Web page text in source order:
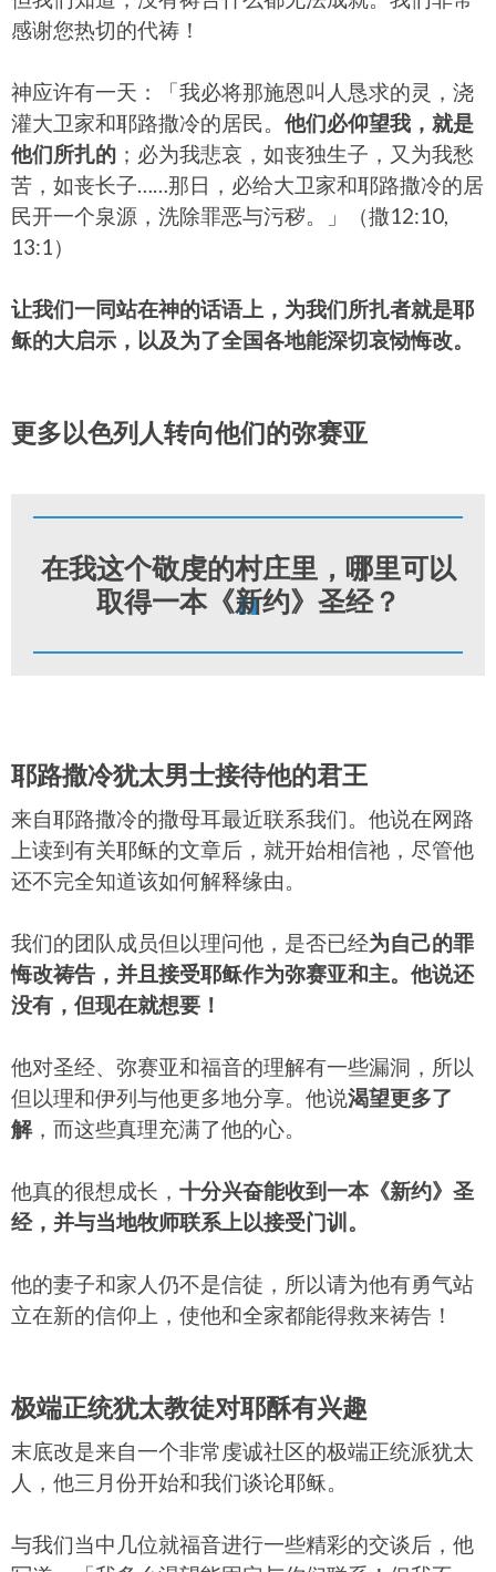
感谢您热切的代祷！
神应许有一天：「我必将那施恩叫人恳求的灵，浇
灌大卫家和耶路撒冷的居民。 他们必仰望我，就是
他们所扎的 ；必为我悲哀，如丧独生子，又为我愁
苦，如丧长子……那日，必给大卫家和耶路撒冷的居
民开一个泉源，洗除罪恶与污秽。」（撒12:10,
13:1）
让我们一同站在神的话语上，为我们所扎者就是耶
稣的大启示，以及为了全国各地能深切哀恸悔改。
更多以色列人转向他们的弥赛亚
"
在我这个敬虔的村庄里，哪里可以
取得一本《新约》圣经？
耶路撒冷犹太男士接待他的君王
来自耶路撒冷的撒母耳最近联系我们。他说在网路
上读到有关耶稣的文章后，就开始相信祂，尽管他
还不完全知道该如何解释缘由。
我们的团队成员但以理问他，是否已经为自己的罪
悔改祷告，并且接受耶稣作为弥赛亚和主。他说还
没有，但现在就想要！
他对圣经、弥赛亚和福音的理解有一些漏洞，所以
但以理和伊列与他更多地分享。他说渴望更多了
解，而这些真理充满了他的心。
他真的很想成长， 十分兴奋能收到一本《新约》圣
经，并与当地牧师联系上以接受门训。
他的妻子和家人仍不是信徒，所以请为他有勇气站
立在新的信仰上，使他和全家都能得救来祷告！
极端正统犹太教徒对耶酥有兴趣
末底改是来自一个非常虔诚社区的极端正统派犹太
人，他三月份开始和我们谈论耶稣。
与我们当中几位就福音进行一些精彩的交谈后，他